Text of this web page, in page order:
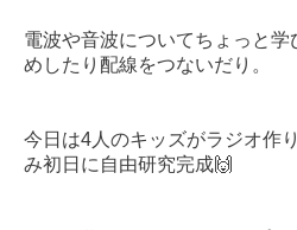
電波や音波についてちょっと
めしたり配線をつないだり。
今日は4人のキッズがラジオ作
み初日に自由研究完成🙌